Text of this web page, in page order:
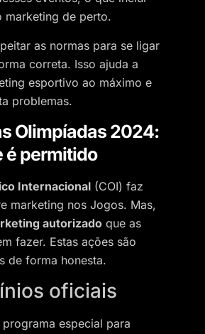
marketing de perto.
as normas para se ligar
correta. Isso ajuda a
esportivo ao máximo e
problemas.
Olimpíadas 2024:
é permitido
Internacional (COI) faz
marketing nos Jogos. Mas,
autorizado que as
fazer. Estas ações são
de forma honesta.
oficiais
programa especial para